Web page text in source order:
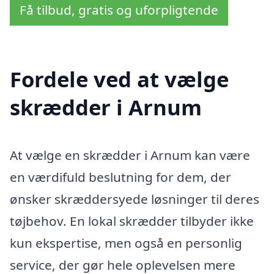
Få tilbud, gratis og uforpligtende
Fordele ved at vælge
skrædder i Arnum
At vælge en skrædder i Arnum kan være
en værdifuld beslutning for dem, der
ønsker skræddersyede løsninger til deres
tøjbehov. En lokal skrædder tilbyder ikke
kun ekspertise, men også en personlig
service, der gør hele oplevelsen mere